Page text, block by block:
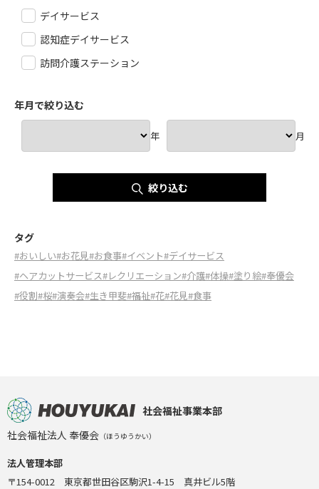
デイサービス
認知症デイサービス
訪問介護ステーション
年月で絞り込む
年 月
絞り込む
タグ
#おいしい#お花見#お食事#イベント#デイサービス
#ヘアカットサービス#レクリエーション#介護#体操#塗り絵#奉優会
#役割#桜#演奏会#生き甲斐#福祉#花#花見#食事
社会福祉事業本部
社会福祉法人 奉優会 （ほうゆうかい）
法人管理本部
〒154-0012 東京都世田谷区駒沢1-4-15 真井ビル5階